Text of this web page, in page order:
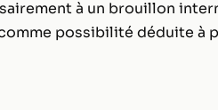
à un brouillon
possibilité déduite à